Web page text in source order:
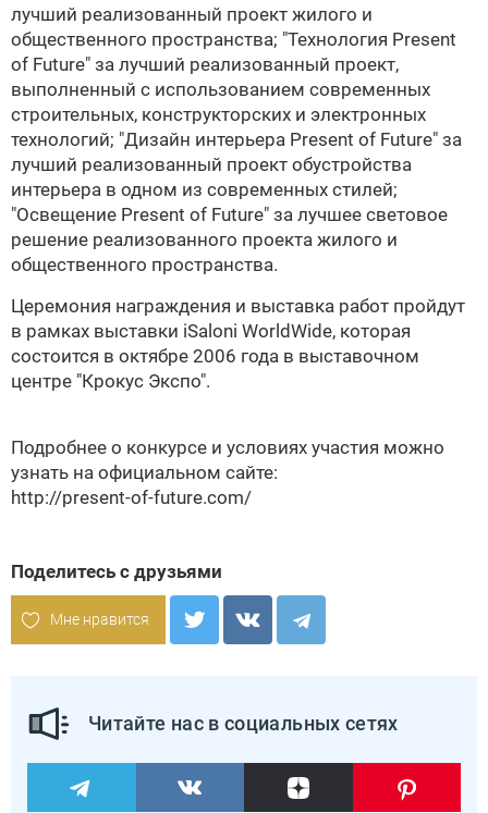
лучший реализованный проект жилого и
общественного пространства; "Технология Present
of Future" за лучший реализованный проект,
выполненный с использованием современных
строительных, конструкторских и электронных
технологий; "Дизайн интерьера Present of Future" за
лучший реализованный проект обустройства
интерьера в одном из современных стилей;
"Освещение Present of Future" за лучшее световое
решение реализованного проекта жилого и
общественного пространства.
Церемония награждения и выставка работ пройдут
в рамках выставки iSaloni WorldWide, которая
состоится в октябре 2006 года в выставочном
центре "Крокус Экспо".
Подробнее о конкурсе и условиях участия можно
узнать на официальном сайте:
http://present-of-future.com/
Поделитесь с друзьями
Мне нравится
Читайте нас в социальных сетях